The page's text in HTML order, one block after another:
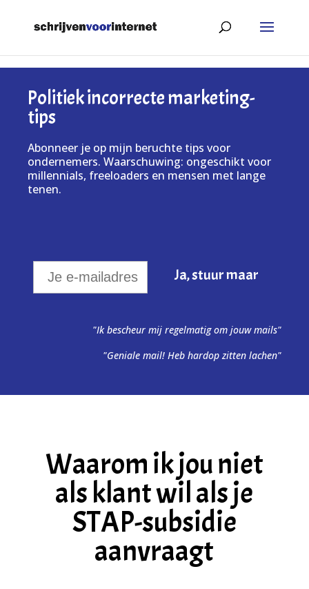
Politiek incorrecte marketing-
tips
Abonneer je op mijn beruchte tips voor
ondernemers. Waarschuwing: ongeschikt voor
millennials, freeloaders en mensen met lange
tenen.
"Ik bescheur mij regelmatig om jouw mails"
"Geniale mail! Heb hardop zitten lachen"
Waarom ik jou niet
als klant wil als je
STAP-subsidie
aanvraagt